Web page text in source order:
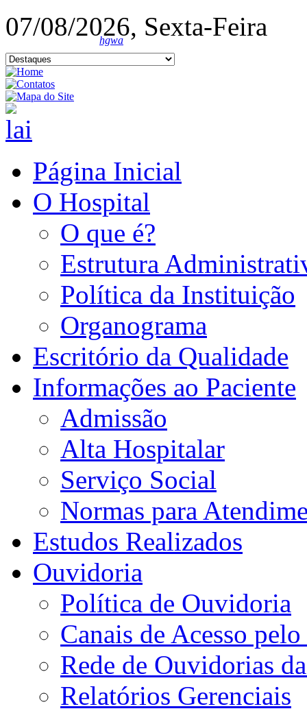
07/08/2026, Sexta-Feira
hgwa
Página Inicial
O Hospital
O que é?
Estrutura
Política da Instituição
Organograma
Escritório da Qualidade
Informações ao Paciente
Admissão
Alta Hospitalar
Serviço Social
Normas para
Estudos Realizados
Ouvidoria
Política de Ouvidoria
Canais de Acesso
Rede de Ouvidorias
Relatórios Gerenciais